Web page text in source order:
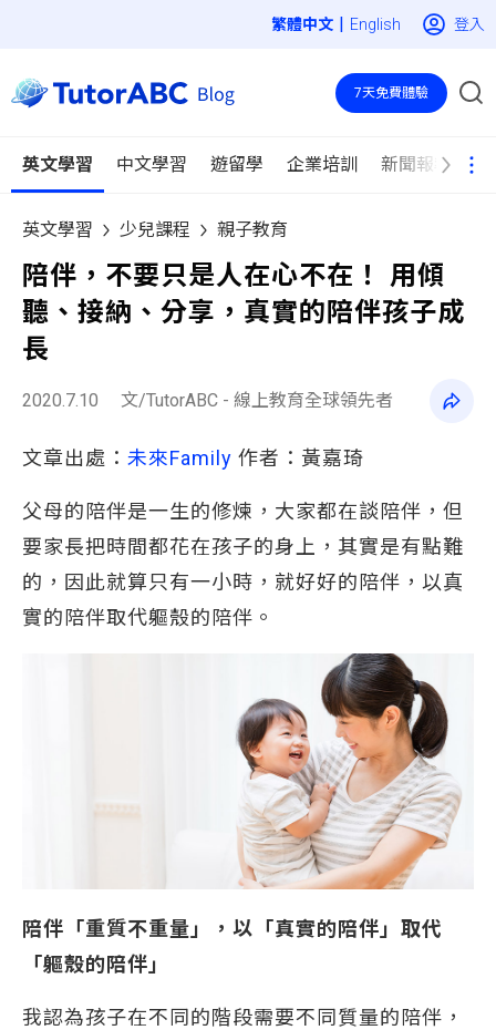
| English 登入
英文學習 中文學習 遊留學 企業培訓 新聞報導
7天免費體驗
英文學習 少兒課程 親子教育
陪伴，不要只是人在心不在！ 用傾
聽、接納、分享，真實的陪伴孩子成
長
2020.7.10 文/TutorABC - 線上教育全球領先者
文章出處： 未來Family 作者：黃嘉琦
父母的陪伴是一生的修煉，大家都在談陪伴，但
要家長把時間都花在孩子的身上，其實是有點難
的，因此就算只有一小時，就好好的陪伴，以真
實的陪伴取代軀殼的陪伴。
陪伴「重質不重量」，以「真實的陪伴」取代
「軀殼的陪伴」
我認為孩子在不同的階段需要不同質量的陪伴，